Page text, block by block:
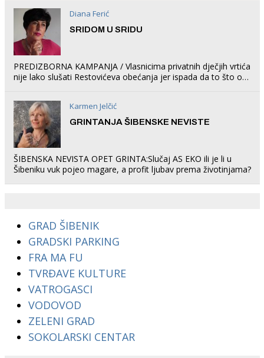
Diana Ferić
SRIDOM U SRIDU
PREDIZBORNA KAMPANJA / Vlasnicima privatnih dječjih vrtića
nije lako slušati Restovićeva obećanja jer ispada da to što oni
Karmen Jelčić
GRINTANJA ŠIBENSKE NEVISTE
ŠIBENSKA NEVISTA OPET GRINTA:Slučaj AS EKO ili je li u
Šibeniku vuk pojeo magare, a profit ljubav prema životinjama?
GRAD ŠIBENIK
GRADSKI PARKING
FRA MA FU
TVRĐAVE KULTURE
VATROGASCI
VODOVOD
ZELENI GRAD
SOKOLARSKI CENTAR